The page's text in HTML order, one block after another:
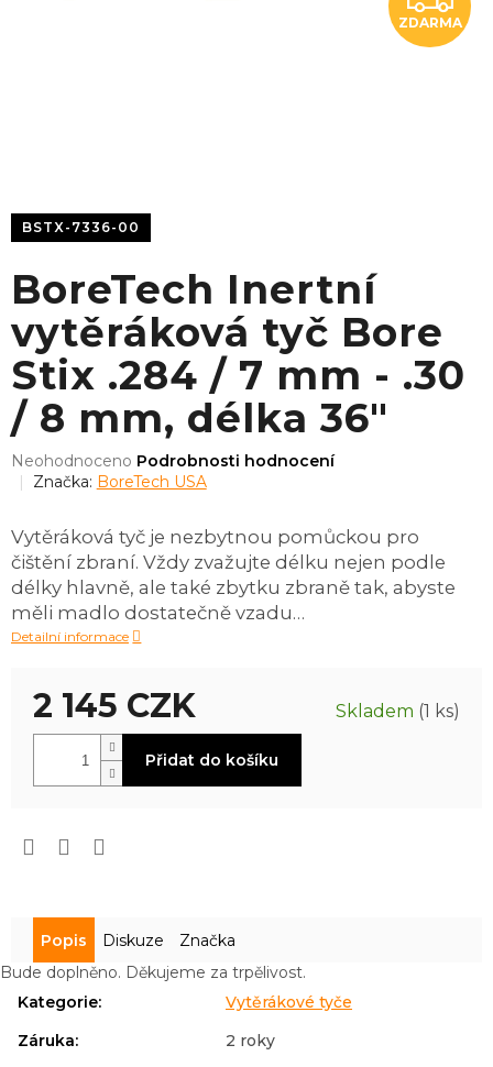
D
ZDARMA
BoreTech Inertní
vytěráková tyč Bore
Stix .284 / 7 mm - .30
/ 8 mm, délka 36"
BSTX-7336-00
Průměrné
hodnocení
0,0
z
5
hvězdiček.
Neohodnoceno Podrobnosti hodnocení
Značka: BoreTech USA
2 145 CZK Skladem (1 ks)
Přidat do košíku
Vytěráková tyč je nezbytnou pomůckou pro
čištění zbraní. Vždy zvažujte délku nejen podle
délky hlavně, ale také zbytku zbraně tak, abyste
měli madlo dostatečně vzadu…
Detailní informace
Popis Diskuze
Značka
Bude doplněno. Děkujeme za trpělivost.
Kategorie:
Vytěrákové tyče
Záruka:
2 roky